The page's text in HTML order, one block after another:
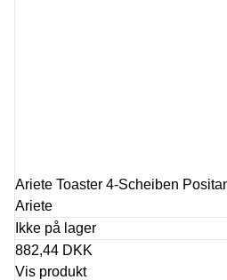
Ariete Toaster 4-Scheiben
Ariete
Ikke på lager
882,44 DKK
Vis produkt